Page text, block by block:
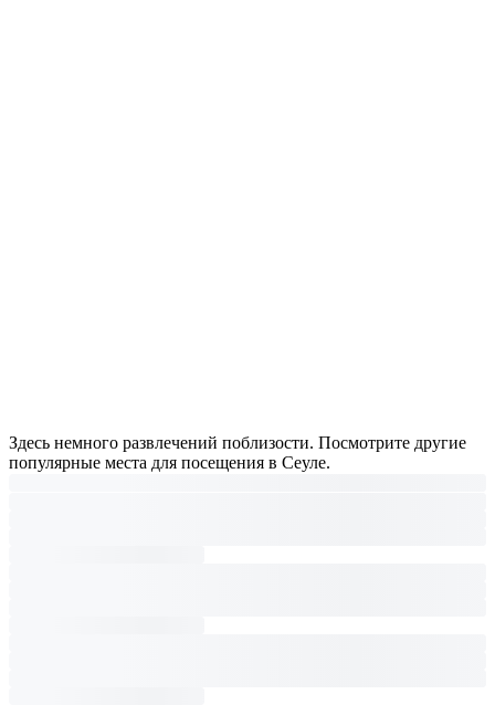
Здесь немного развлечений поблизости. Посмотрите другие
популярные места для посещения в Сеуле.